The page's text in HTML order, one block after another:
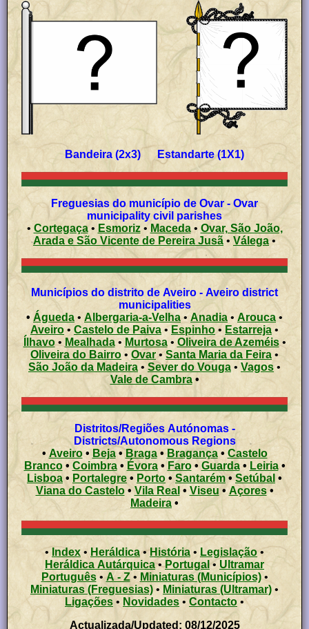
Bandeira (2x3) Estandarte (1X1)
Freguesias do município de Ovar - Ovar
municipality civil parishes
• Cortegaça• Esmoriz• Maceda• Ovar, São João,
Arada e São Vicente de Pereira Jusã • Válega•
Municípios do distrito de Aveiro - Aveiro district
municipalities
• Águeda • Albergaria-a-Velha•Anadia • Arouca •
Aveiro• Castelo de Paiva • Espinho • Estarreja •
Ílhavo• Mealhada• Murtosa• Oliveira de Azeméis•
Oliveira do Bairro • Ovar•Santa Maria da Feira •
São João da Madeira • Sever do Vouga • Vagos •
Vale de Cambra •
Distritos/Regiões Autónomas -
Districts/Autonomous Regions
• Aveiro• Beja• Braga• Bragança• Castelo
Branco• Coimbra• Évora• Faro• Guarda•Leiria•
Lisboa • Portalegre • Porto • Santarém • Setúbal •
Viana do Castelo• Vila Real • Viseu •Açores •
Madeira •
• Index• Heráldica•História • Legislação •
Heráldica Autárquica•Portugal • Ultramar
Português• A - Z• Miniaturas (Municípios)•
Miniaturas (Freguesias) • Miniaturas (Ultramar) •
Ligações • Novidades • Contacto •
Actualizada/Updated: 08/12/2025